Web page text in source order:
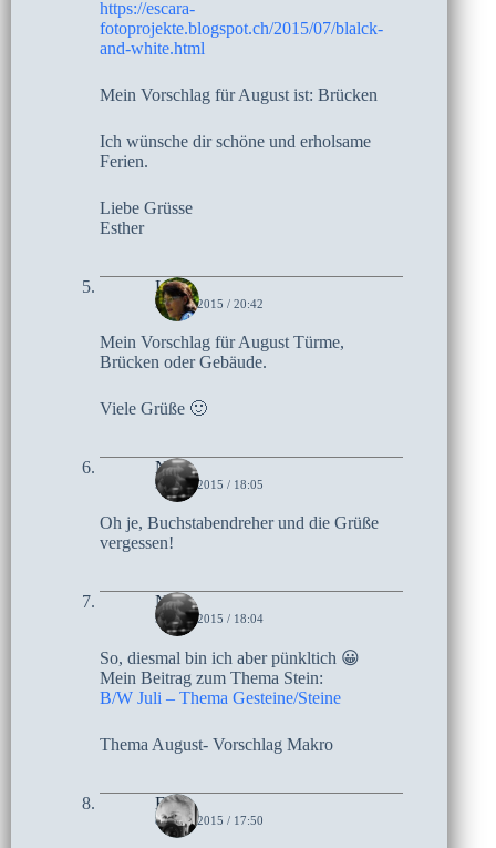
https://escara-
fotoprojekte.blogspot.ch/2015/07/blalck-
and-white.html
Mein Vorschlag für August ist: Brücken
Ich wünsche dir schöne und erholsame
Ferien.
Liebe Grüsse
Esther
Lucie
9. JULI 2015 / 20:42
Mein Vorschlag für August Türme,
Brücken oder Gebäude.
Viele Grüße 🙂
Netty
9. JULI 2015 / 18:05
Oh je, Buchstabendreher und die Grüße
vergessen!
Netty
9. JULI 2015 / 18:04
So, diesmal bin ich aber pünkltich 😀
Mein Beitrag zum Thema Stein:
B/W Juli – Thema Gesteine/Steine
Thema August- Vorschlag Makro
Elke
8. JULI 2015 / 17:50